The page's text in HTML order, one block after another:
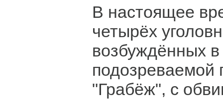
В настоящее
четырёх
возбуждённых
подозреваемой
"Грабёж", с